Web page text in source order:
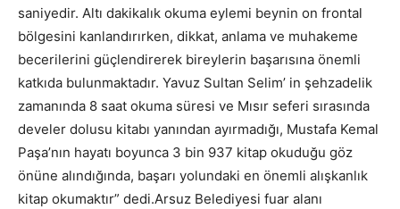
saniyedir. Altı dakikalık okuma eylemi beynin on frontal
bölgesini kanlandırırken, dikkat, anlama ve muhakeme
becerilerini güçlendirerek bireylerin başarısına önemli
katkıda bulunmaktadır. Yavuz Sultan Selim’ in şehzadelik
zamanında 8 saat okuma süresi ve Mısır seferi sırasında
develer dolusu kitabı yanından ayırmadığı, Mustafa Kemal
Paşa’nın hayatı boyunca 3 bin 937 kitap okuduğu göz
önüne alındığında, başarı yolundaki en önemli alışkanlık
kitap okumaktır” dedi.Arsuz Belediyesi fuar alanı